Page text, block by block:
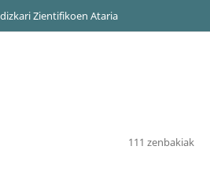
Zientifikoen Ataria
111 zenbakiak